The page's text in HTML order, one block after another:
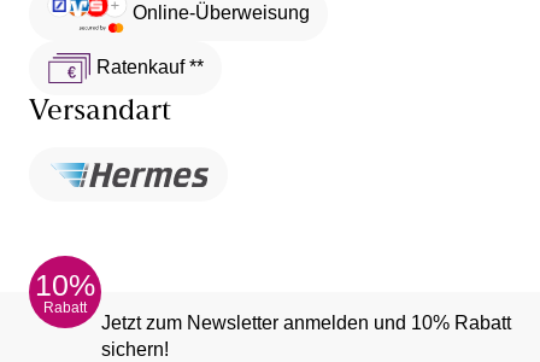
Online-Überweisung
Ratenkauf **
Versandart
10%
Rabatt
Jetzt zum Newsletter anmelden und 10% Rabatt
sichern!